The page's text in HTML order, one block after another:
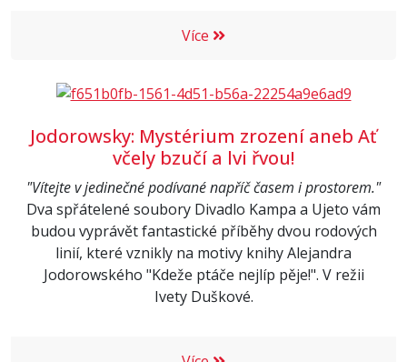
Více
Jodorowsky: Mystérium zrození aneb Ať
včely bzučí a lvi řvou!
"Vítejte v jedinečné podívané napříč časem i prostorem."
Dva spřátelené soubory Divadlo Kampa a Ujeto vám
budou vyprávět fantastické příběhy dvou rodových
linií, které vznikly na motivy knihy Alejandra
Jodorowského "Kdeže ptáče nejlíp pěje!". V režii
Ivety Duškové.